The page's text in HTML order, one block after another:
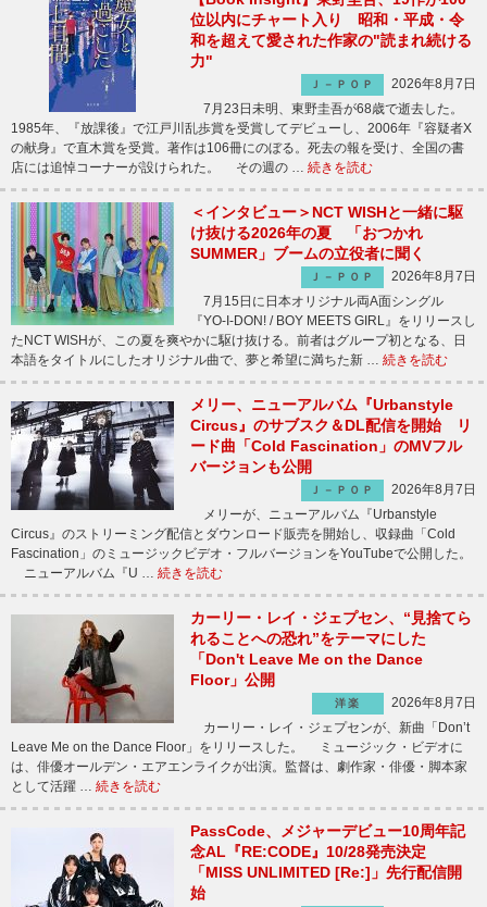
位以内にチャート入り 昭和・平成・令
和を超えて愛された作家の"読まれ続ける
力"
Ｊ－ＰＯＰ
2026年8月7日
7月23日未明、東野圭吾が68歳で逝去した。
1985年、『放課後』で江戸川乱歩賞を受賞してデビューし、2006年『容疑者X
の献身』で直木賞を受賞。著作は106冊にのぼる。死去の報を受け、全国の書
店には追悼コーナーが設けられた。 その週の … 続きを読む
＜インタビュー＞NCT WISHと一緒に駆
け抜ける2026年の夏 「おつかれ
SUMMER」ブームの立役者に聞く
Ｊ－ＰＯＰ
2026年8月7日
7月15日に日本オリジナル両A面シングル
『YO-I-DON! / BOY MEETS GIRL』をリリースし
たNCT WISHが、この夏を爽やかに駆け抜ける。前者はグループ初となる、日
本語をタイトルにしたオリジナル曲で、夢と希望に満ちた新 … 続きを読む
メリー、ニューアルバム『Urbanstyle
Circus』のサブスク＆DL配信を開始 リ
ード曲「Cold Fascination」のMVフル
バージョンも公開
Ｊ－ＰＯＰ
2026年8月7日
メリーが、ニューアルバム『Urbanstyle
Circus』のストリーミング配信とダウンロード販売を開始し、収録曲「Cold
Fascination」のミュージックビデオ・フルバージョンをYouTubeで公開した。
ニューアルバム『U … 続きを読む
カーリー・レイ・ジェプセン、“見捨てら
れることへの恐れ”をテーマにした
「Don't Leave Me on the Dance
Floor」公開
洋楽
2026年8月7日
カーリー・レイ・ジェプセンが、新曲「Don’t
Leave Me on the Dance Floor」をリリースした。 ミュージック・ビデオに
は、俳優オールデン・エアエンライクが出演。監督は、劇作家・俳優・脚本家
として活躍 … 続きを読む
PassCode、メジャーデビュー10周年記
念AL『RE:CODE』10/28発売決定
「MISS UNLIMITED [Re:]」先行配信開
始